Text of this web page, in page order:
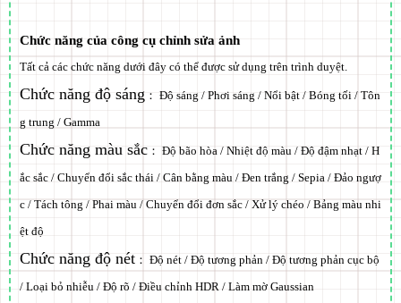
Chức năng của công cụ chỉnh sửa ảnh
Tất cả các chức năng dưới đây có thể được sử dụng trên trình duyệt.
Chức năng độ sáng ： Độ sáng / Phơi sáng / Nổi bật / Bóng tối / Tôn
g trung / Gamma
Chức năng màu sắc ： Độ bão hòa / Nhiệt độ màu / Độ đậm nhạt / H
ắc sắc / Chuyển đổi sắc thái / Cân bằng màu / Đen trắng / Sepia / Đảo ngượ
c / Tách tông / Phai màu / Chuyển đổi đơn sắc / Xử lý chéo / Bảng màu nhi
ệt độ
Chức năng độ nét ： Độ nét / Độ tương phản / Độ tương phản cục bộ
/ Loại bỏ nhiễu / Độ rõ / Điều chỉnh HDR / Làm mờ Gaussian